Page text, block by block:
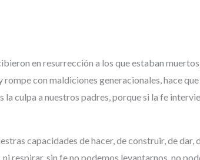
en resurrección a los que estaban
con maldiciones generacionales, hace
culpa a nuestros padres, porque si la fe
capacidades de hacer, de construir, de
respirar, sin fe no podemos levantarnos, no